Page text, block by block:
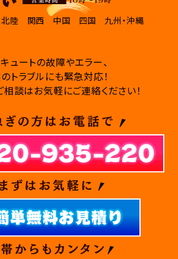
北陸 関西 中国 四国
九州・沖縄
ュートの故障やエラー、
トラブルにも緊急対応！
談はお気軽にご連絡ください！